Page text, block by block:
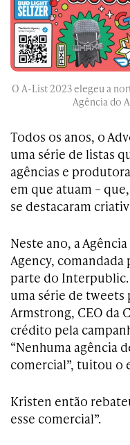
O A-List 2023 elegeu a
Agência do
Todos os anos, o
uma série de listas
agências e
em que atuam –
se destacaram
Neste ano, a
Agency,
parte do Interpublic.
uma série de
Armstrong, CEO da
crédito pela
“Nenhuma agência
comercial”, tuitou o
Kristen então
esse comercial”.